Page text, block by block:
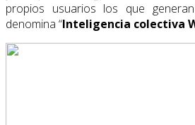
propios usuarios los que
denomina “Inteligencia colectiva